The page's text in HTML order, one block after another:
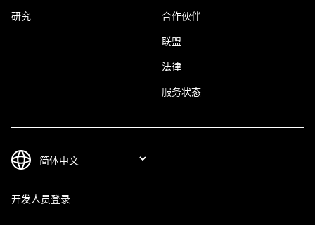
研究 合作伙伴
联盟
法律
服务状态
开发人员登录